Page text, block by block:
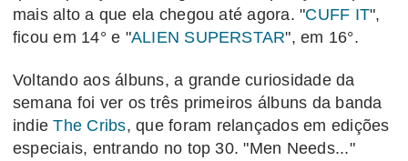
mais alto a que ela chegou até agora. "CUFF IT",
ficou em 14° e "ALIEN SUPERSTAR", em 16°.
Voltando aos álbuns, a grande curiosidade da
semana foi ver os três primeiros álbuns da banda
indieThe Cribs, que foram relançados em edições
especiais, entrando no top 30. "Men Needs..."